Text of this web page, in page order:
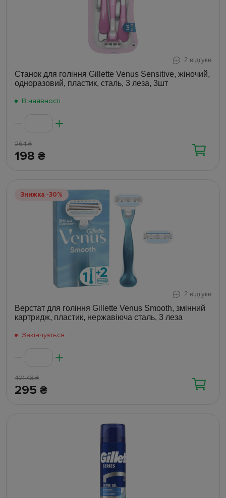
2 відгуки
Станок для гоління Gillette Venus Sensitive, жіночий,
одноразовий, пластик, сталь, 3 леза, 3шт
В наявності
264₴
198 ₴
Знижка -30%
2 відгуки
Верстат для гоління Gillette Venus Smooth, змінний
картридж, пластик, нержавіюча сталь, 3 леза
Закінчується
421.43₴
295 ₴